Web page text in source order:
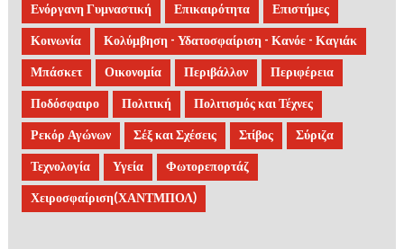
Ενόργανη Γυμναστική Επικαιρότητα Επιστήμες
Κοινωνία Κολύμβηση - Υδατοσφαίριση - Κανόε - Καγιάκ
Μπάσκετ Οικονομία Περιβάλλον Περιφέρεια
Ποδόσφαιρο Πολιτική Πολιτισμός και Τέχνες
Ρεκόρ Αγώνων Σέξ και Σχέσεις Στίβος Σύριζα
Τεχνολογία Υγεία Φωτορεπορτάζ
Χειροσφαίριση(ΧΑΝΤΜΠΟΛ)